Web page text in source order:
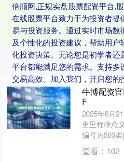
倍顺网,正规实盘股票配资平台,
在线股票平台致力于为投资者提
易与投资服务。通过实时市场数
及个性化的投资建议，帮助用
化投资决策。无论您是初学者还
平台都能满足您的需求。支持多
交易高效。加入我们，开启您的
财富增长的机会！
牛博配资
F
2025年8月
史里程碑意
编号为500
分配至佛罗
125战斗机....
查看： 102